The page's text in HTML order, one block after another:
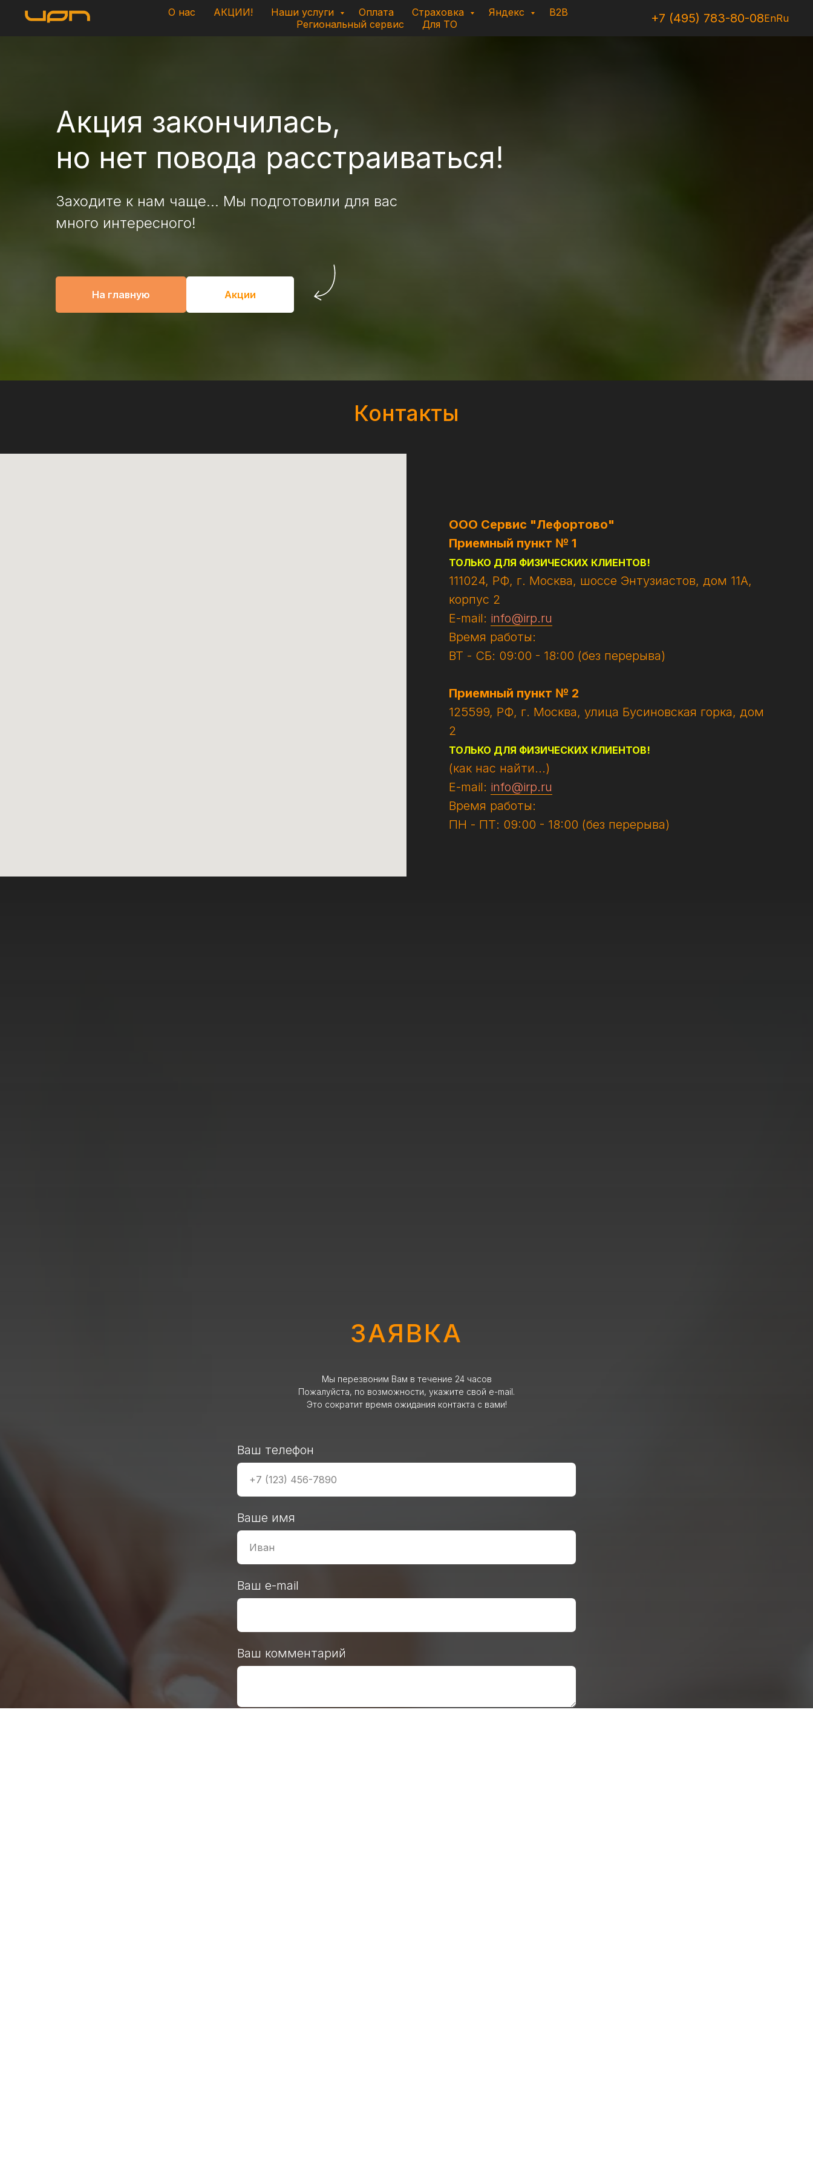
О нас АКЦИИ! Наши услуги Оплата Страховка Яндекс
B2B
Региональный сервис
Для ТО +7 (495) 783-80-08EnRu
Акция закончилась,
но нет повода расстраиваться!
Заходите к нам чаще... Мы подготовили для вас
много интересного!
На главную Акции
Контакты
ООО Сервис "Лефортово"
Приемный пункт № 1
ТОЛЬКО ДЛЯ ФИЗИЧЕСКИХ КЛИЕНТОВ!
111024, РФ, г. Москва, шоссе Энтузиастов, дом 11А,
корпус 2
E-mail: info@irp.ru
Время работы:
ВТ - СБ: 09:00 - 18:00 (без перерыва)
Приемный пункт № 2
125599, РФ, г. Москва, улица Бусиновская горка, дом
2
ТОЛЬКО ДЛЯ ФИЗИЧЕСКИХ КЛИЕНТОВ!
(как нас найти...)
E-mail: info@irp.ru
Время работы:
ПН - ПТ: 09:00 - 18:00 (без перерыва)
ЗАЯВКА
Мы перезвоним Вам в течение 24 часов
Пожалуйста, по возможности, укажите свой e-mail.
Это сократит время ожидания контакта с вами!
Ваш телефон
Ваше имя
Ваш e-mail
Ваш комментарий